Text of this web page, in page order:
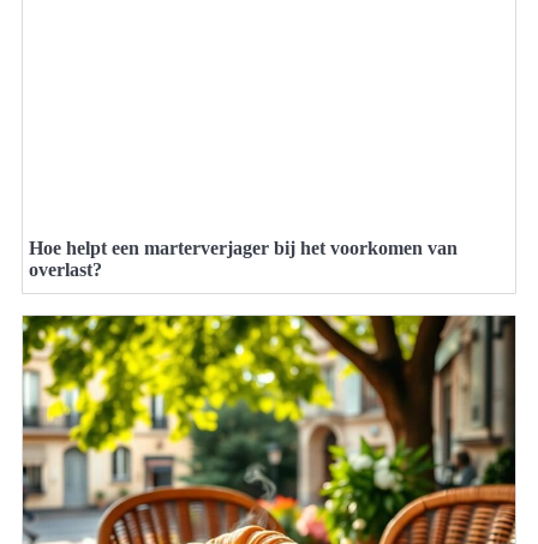
Hoe helpt een marterverjager bij het voorkomen van
overlast?